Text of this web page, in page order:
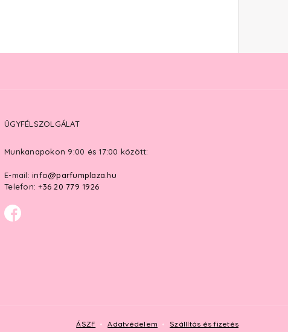
ÜGYFÉLSZOLGÁLAT
Munkanapokon 9:00 és 17:00 között:
E-mail: info@parfumplaza.hu
Telefon: +36 20 779 1926
ÁSZF Adatvédelem Szállítás és fizetés